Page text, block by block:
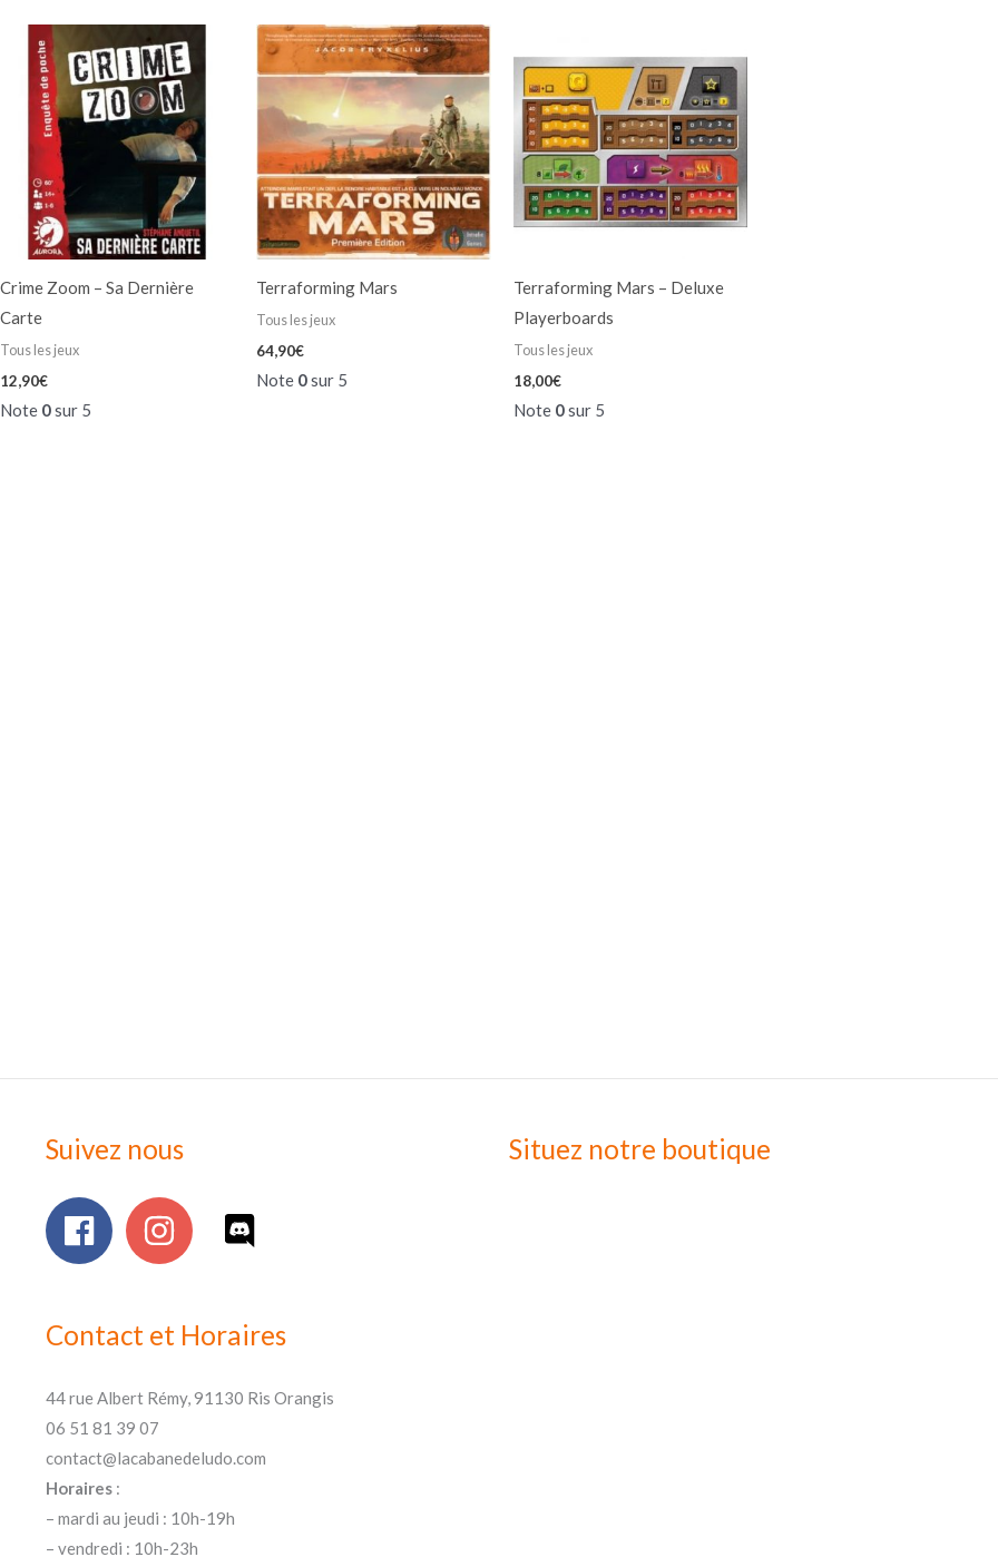
Crime Zoom – Sa Dernière
Carte
Tous les jeux
12,90€
Note 0sur 5
Terraforming Mars
Tous les jeux
64,90€
Note 0sur 5
Terraforming Mars – Deluxe
Playerboards
Tous les jeux
18,00€
Note 0sur 5
Suivez nous
Contact et Horaires
44 rue Albert Rémy, 91130 Ris Orangis
06 51 81 39 07
contact@lacabanedeludo.com
Horaires:
– mardi au jeudi : 10h-19h
– vendredi : 10h-23h
Situez notre boutique